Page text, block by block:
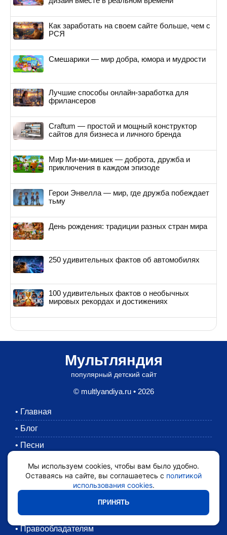
Как заработать на своем сайте больше, чем с
РСЯ
Смешарики — мир добра, юмора и мудрости
Лучшие способы онлайн-заработка для
фрилансеров
Craftum — простой и мощный конструктор
сайтов для бизнеса и личного бренда
Мир Ми-ми-мишек — доброта, дружба и
приключения в каждом эпизоде
Герои Энвелла — мир, где дружба побеждает
тьму
День рождения: традиции разных стран мира
250 удивительных фактов об автомобилях
100 удивительных фактов о необычных
мировых рекордах и достижениях
Мультляндия
популярный детский сайт
© multlyandiya.ru • 2026
• Главная
• Блог
• Песни
Раскраски
Картинки
•
•
• Правообладателям
Мы используем cookies, чтобы вам было удобно.
Оставаясь на сайте, вы соглашаетесь с политикой
использования cookies.
ПРИНЯТЬ